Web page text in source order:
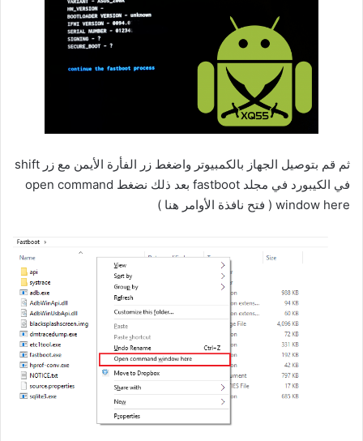
ثم قم بتوصيل الجهاز بالكمبيوتر واضغط زر الفأرة الأيمن مع زر shift
في الكيبورد في مجلد fastboot بعد ذلك نضغط open command
window here ( فتح نافذة الأوامر هنا )